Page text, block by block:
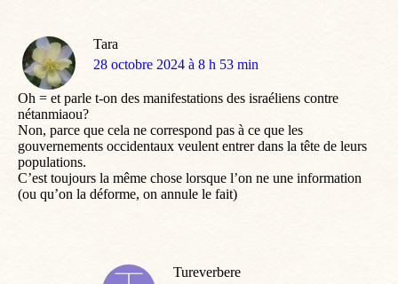
Tara
dit
28 octobre 2024 à 8 h 53 min
Oh = et parle t-on des manifestations des israéliens contre
nétanmiaou?
Non, parce que cela ne correspond pas à ce que les
gouvernements occidentaux veulent entrer dans la tête de leurs
populations.
C’est toujours la même chose lorsque l’on ne une information
(ou qu’on la déforme, on annule le fait)
Tureverbere